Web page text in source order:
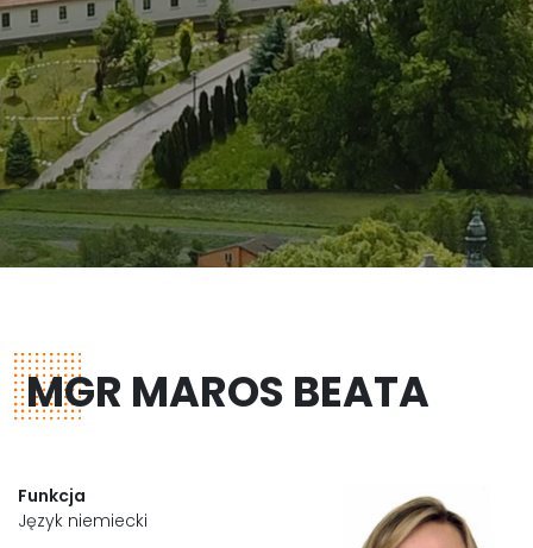
Kontakt
MGR MAROS BEATA
Funkcja
Język niemiecki